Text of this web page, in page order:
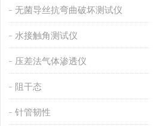
无菌导丝抗弯曲破坏测试仪
水接触角测试仪
压差法气体渗透仪
阻干态
针管韧性